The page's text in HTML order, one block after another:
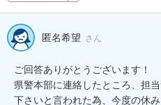
匿名希望 さん
ご回答ありがとうございます！
県警本部に連絡したところ、担
下さいと言われた為、今度の休